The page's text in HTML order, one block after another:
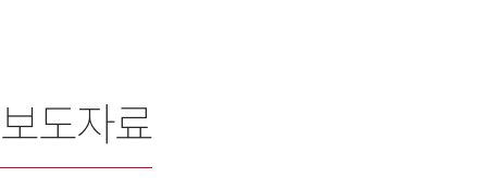
편리하게
한 곳에 모아 확인 할 수 있습니다.
보도자료